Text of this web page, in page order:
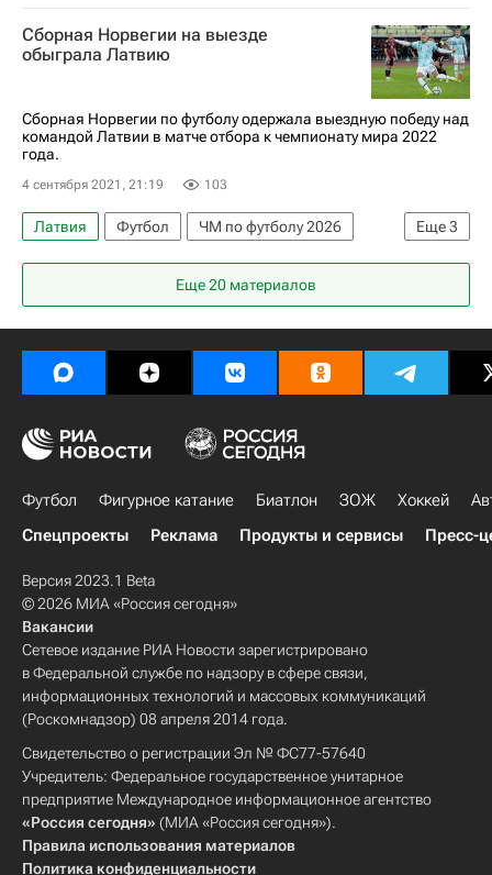
Норвегия
Сборная Норвегии на выезде
обыграла Латвию
Сборная Норвегии по футболу одержала выездную победу над
командой Латвии в матче отбора к чемпионату мира 2022
года.
4 сентября 2021, 21:19 103
Еще3
Латвия Футбол
ЧМ по футболу 2026
Норвегия
Эрлинг Холанд
Мохамед Эльюнусси
Еще 20 материалов
Футбол Фигурное катание Биатлон ЗОЖ Хоккей
Спецпроекты
Реклама Продукты и сервисы Пресс-
Версия 2023.1 Beta
© 2026 МИА «Россия сегодня»
Вакансии
Сетевое издание РИА Новости зарегистрировано
в Федеральной службе по надзору в сфере связи,
информационных технологий и массовых коммуникаций
(Роскомнадзор) 08 апреля 2014 года.
Свидетельство о регистрации Эл № ФС77-57640
Учредитель: Федеральное государственное унитарное
предприятие Международное информационное агентство
«Россия сегодня» (МИА «Россия сегодня»).
Правила использования материалов
Политика конфиденциальности